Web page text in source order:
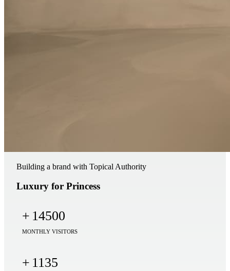
Building a brand with Topical Authority
Luxury for Princess
+ 14500
MONTHLY VISITORS
+ 1135